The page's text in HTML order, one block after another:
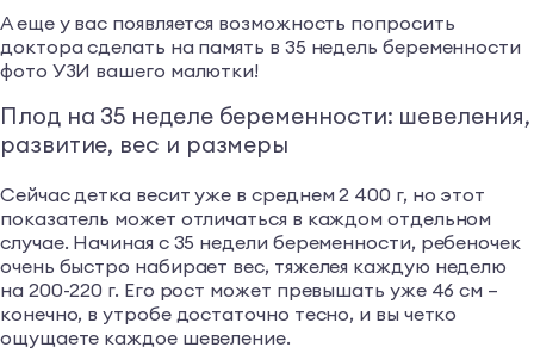
А еще у вас появляется возможность попросить
доктора сделать на память в 35 недель беременности
фото УЗИ вашего малютки!
Плод на 35 неделе беременности: шевеления,
развитие, вес и размеры
Сейчас детка весит уже в среднем 2 400 г, но этот
показатель может отличаться в каждом отдельном
случае. Начиная с 35 недели беременности, ребеночек
очень быстро набирает вес, тяжелея каждую неделю
на 200-220 г. Его рост может превышать уже 46 см –
конечно, в утробе достаточно тесно, и вы четко
ощущаете каждое шевеление.